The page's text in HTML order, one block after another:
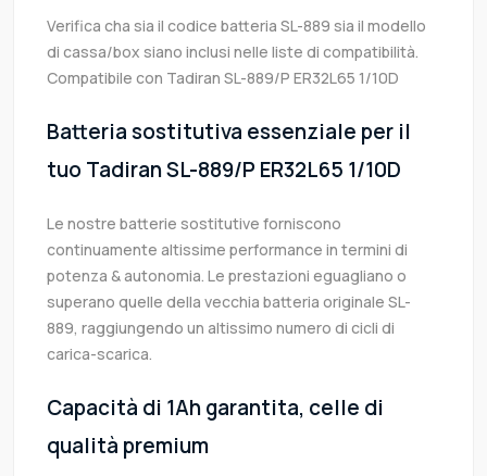
Verifica cha sia il codice batteria SL-889 sia il modello
di cassa/box siano inclusi nelle liste di compatibilità.
Compatibile con Tadiran SL-889/P ER32L65 1/10D
Batteria sostitutiva essenziale per il
tuo Tadiran SL-889/P ER32L65 1/10D
Le nostre batterie sostitutive forniscono
continuamente altissime performance in termini di
potenza & autonomia. Le prestazioni eguagliano o
superano quelle della vecchia batteria originale SL-
889, raggiungendo un altissimo numero di cicli di
carica-scarica.
Capacità di 1Ah garantita, celle di
qualità premium